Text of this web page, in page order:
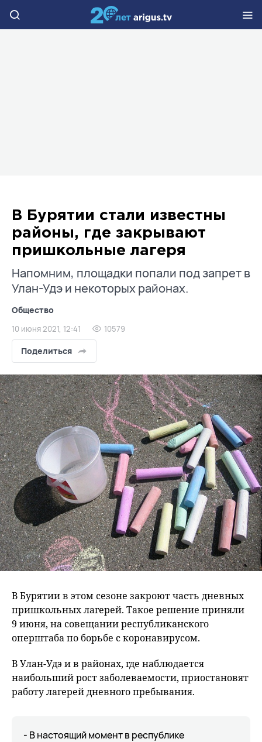
В Бурятии стали известны
районы, где закрывают
пришкольные лагеря
Напомним, площадки попали под запрет в
Улан-Удэ и некоторых районах.
Общество
10 июня 2021, 12:41 10579
Поделиться
В Бурятии в этом сезоне закроют часть дневных
пришкольных лагерей. Такое решение приняли
9 июня, на совещании республиканского
оперштаба по борьбе с коронавирусом.
В Улан-Удэ и в районах, где наблюдается
наибольший рост заболеваемости, приостановят
работу лагерей дневного пребывания.
- В настоящий момент в республике